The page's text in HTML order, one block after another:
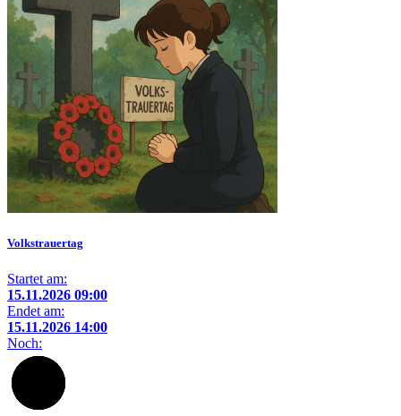
Volkstrauertag
Startet am:
15.11.2026 09:00
Endet am:
15.11.2026 14:00
Noch: